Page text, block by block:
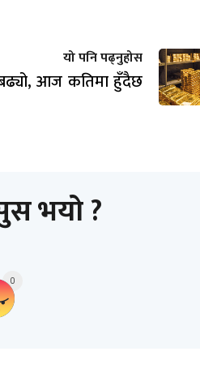
यो पनि पढ्नुहोस
आज कतिमा हुँदैछ
भयो ?
0